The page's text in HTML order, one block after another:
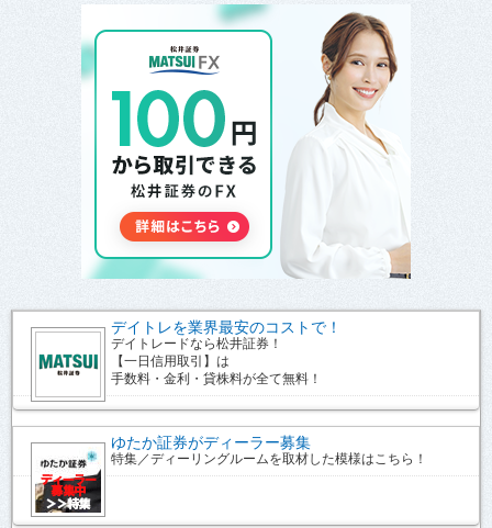
デイトレを業界最安のコストで！
デイトレードなら松井証券！
【一日信用取引】は
手数料・金利・貸株料が全て無料！
ゆたか証券がディーラー募集
特集／ディーリングルームを取材した模様はこちら！